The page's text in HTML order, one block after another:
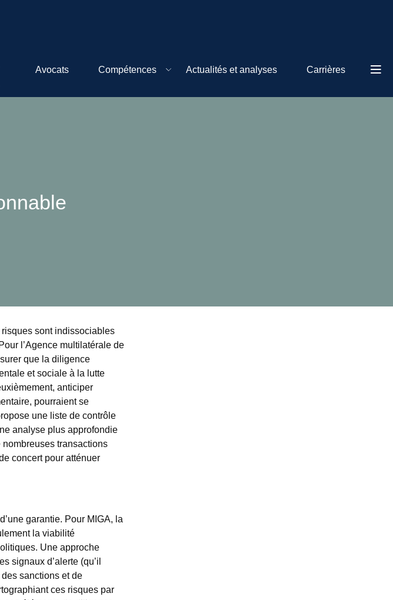
Avocats Compétences Actualités et analyses Carrières
sont indissociables
l’Agence multilatérale de
que la diligence
et sociale à la lutte
anticiper
pourraient se
une liste de contrôle
analyse plus approfondie
transactions
concert pour atténuer
garantie. Pour MIGA, la
la viabilité
Une approche
signaux d’alerte (qu’il
sanctions et de
ces risques par